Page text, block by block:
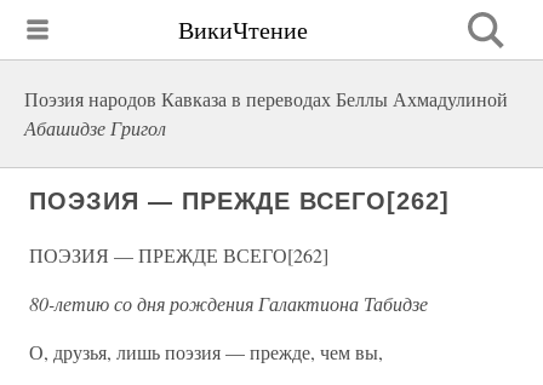
ВикиЧтение
Поэзия народов Кавказа в переводах Беллы Ахмадулиной
Абашидзе Григол
ПОЭЗИЯ — ПРЕЖДЕ ВСЕГО[262]
ПОЭЗИЯ — ПРЕЖДЕ ВСЕГО[262]
80-летию со дня рождения Галактиона Табидзе
О, друзья, лишь поэзия — прежде, чем вы,